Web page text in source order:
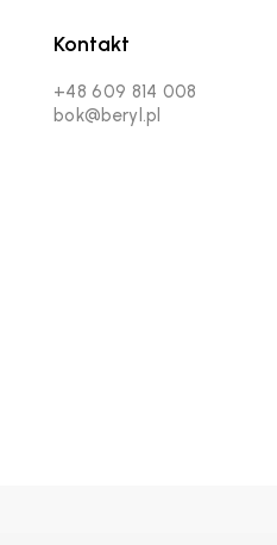
Kontakt
+48 609 814 008
bok@beryl.pl